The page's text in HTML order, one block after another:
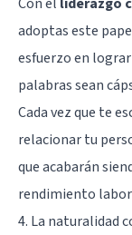
adoptas este
esfuerzo en
palabras sean
Cada vez que te
relacionar tu
que acabarán
rendimiento
4. La naturalidad